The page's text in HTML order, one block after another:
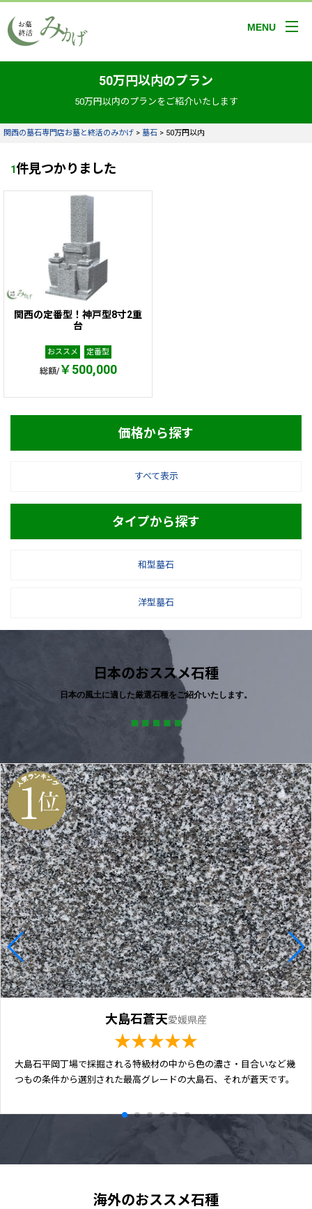
MENU
50万円以内のプラン
50万円以内のプランをご紹介いたします
関西の墓石専門店お墓と終活のみかげ > 墓石 > 50万円以内
1件見つかりました
関西の定番型！神戸型8寸2重
台
おススメ 定番型
総額/￥500,000
価格から探す
すべて表示
タイプから探す
和型墓石
洋型墓石
日本のおススメ石種
日本の風土に適した厳選石種をご紹介いたします。
大島石蒼天愛媛県産
★★★★★
大島石平岡丁場で採掘される特級材の中から色の濃さ・目合いなど幾
つもの条件から選別された最高グレードの大島石、それが蒼天です。
海外のおススメ石種